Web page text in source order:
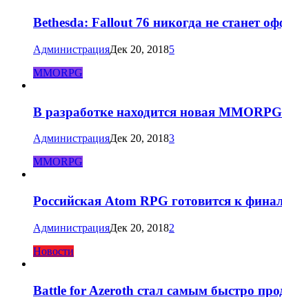
Bethesda: Fallout 76 никогда не станет
АдминистрацияДек 20, 20185
MMORPG
В разработке находится новая
АдминистрацияДек 20, 20183
MMORPG
Российская Atom RPG готовится к
АдминистрацияДек 20, 20182
Новости
Battle for Azeroth стал самым быстро